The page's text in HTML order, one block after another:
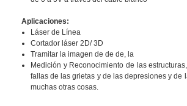
Aplicaciones:
Láser de Línea
Cortador láser 2D/ 3D
Tramitar la imagen de de de, la
Medición y Reconocimiento de las
fallas de las grietas y de las depresiones y de
muchas otras cosas.